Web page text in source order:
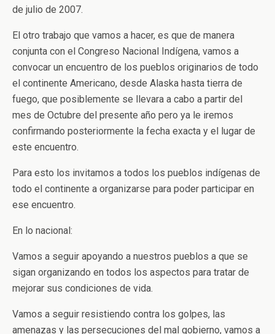
de julio de 2007.
El otro trabajo que vamos a hacer, es que de manera
conjunta con el Congreso Nacional Indígena, vamos a
convocar un encuentro de los pueblos originarios de todo
el continente Americano, desde Alaska hasta tierra de
fuego, que posiblemente se llevara a cabo a partir del
mes de Octubre del presente año pero ya le iremos
confirmando posteriormente la fecha exacta y el lugar de
este encuentro.
Para esto los invitamos a todos los pueblos indígenas de
todo el continente a organizarse para poder participar en
ese encuentro.
En lo nacional:
Vamos a seguir apoyando a nuestros pueblos a que se
sigan organizando en todos los aspectos para tratar de
mejorar sus condiciones de vida.
Vamos a seguir resistiendo contra los golpes, las
amenazas y las persecuciones del mal gobierno, vamos a